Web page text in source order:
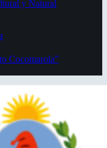
y Natural
Cocomarola”